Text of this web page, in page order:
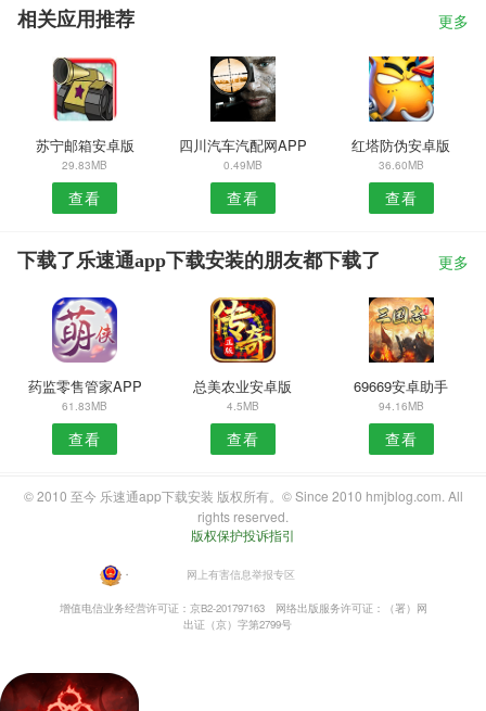
相关应用推荐 更多
苏宁邮箱安卓版
29.83MB
查看
四川汽车汽配网APP
0.49MB
查看
红塔防伪安卓版
36.60MB
查看
下载了乐速通app下载安装的朋友都下载了 更多
药监零售管家APP
61.83MB
查看
总美农业安卓版
4.5MB
查看
69669安卓助手
94.16MB
查看
© 2010 至今 乐速通app下载安装 版权所有。© Since 2010 hmjblog.com. All
rights reserved.
版权保护投诉指引
・ 网上有害信息举报专区
增值电信业务经营许可证：京B2-201797163
网络出版服务许可证：（署）网
出证（京）字第2799号